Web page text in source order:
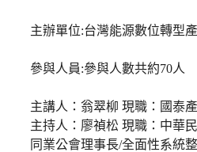
主辦單位:台灣能源數位轉型
參與人員:參與人數共約70人
主講人：翁翠柳 現職：國泰
主持人：廖禎松 現職：中華
同業公會理事長/全面性系統